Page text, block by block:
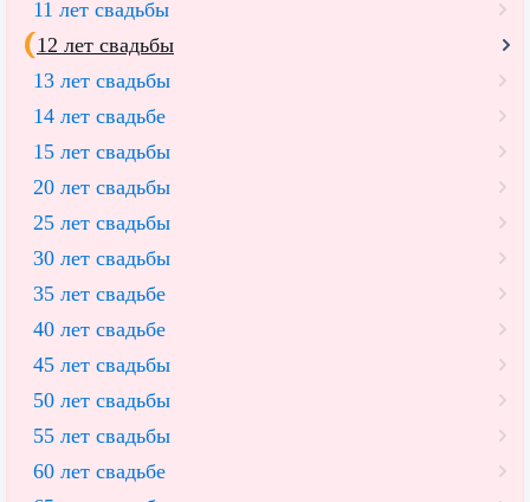
11 лет свадьбы
12 лет свадьбы
13 лет свадьбы
14 лет свадьбе
15 лет свадьбы
20 лет свадьбы
25 лет свадьбы
30 лет свадьбы
35 лет свадьбе
40 лет свадьбе
45 лет свадьбы
50 лет свадьбы
55 лет свадьбы
60 лет свадьбе